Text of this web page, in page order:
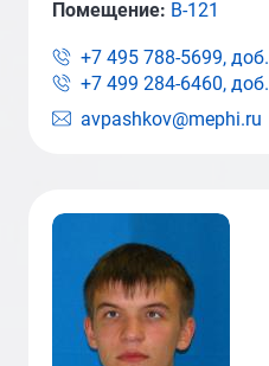
avpashkov@mephi.ru
Помещение: В-121
+7 495 788-5699, доб.
+7 499 284-6460, доб.